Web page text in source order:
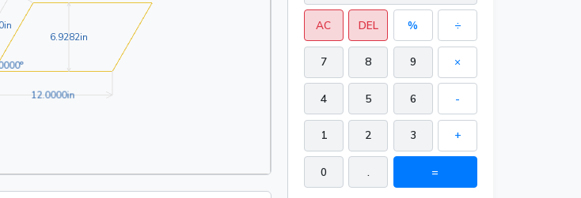
12.0000in12.0000in
in8.0000in
6.9282in6.9282in
000°60.0000°
AC DEL % ÷
7 8 9 ×
4 5 6 -
1 2 3 +
0 . =